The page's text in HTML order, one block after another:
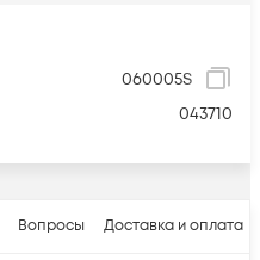
060005S
043710
Вопросы Доставка и оплата